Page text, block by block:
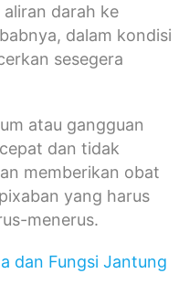
darah ke
dalam kondisi
sesegera
atau gangguan
dan tidak
memberikan obat
yang harus
menerus.
dan Fungsi Jantung